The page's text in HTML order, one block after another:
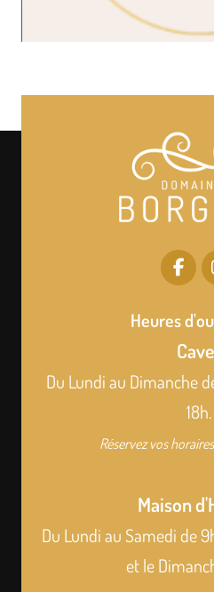
Heures
Du Lundi au Dimanche
18h.
Réservez vos
Maison
Du Lundi au Samedi de
et le